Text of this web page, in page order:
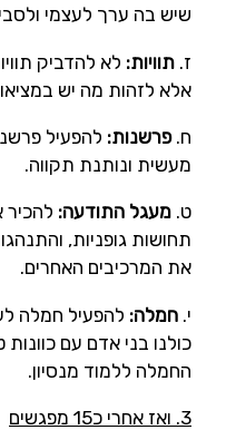
שיש בה ערך לעצמי
ז. תוויות: לא להדביק
אלא לזהות מה יש
ח.פרשנות: להפעיל
מעשית ונותנת תקווה.
ט. מעגל התודעה:
תחושות גופניות,
את המרכיבים האחרים.
י. חמלה: להפעיל חמלה
כולנו בני אדם עם
החמלה ללמוד מנסיון.
3. ואז אחרי כ15 מפגשים